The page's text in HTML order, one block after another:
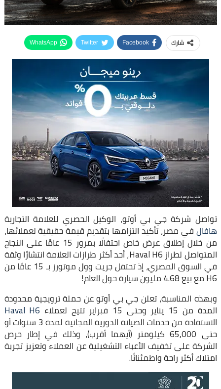
شارك Facebook
Twitter
WhatsApp
تواصل شركة جي بي أوتو، الوكيل الحصري للعلامة التجارية
هافالفي مصر، تأكيد التزامها بتقديم قيمة حقيقية لعملائها،
من خلال إطلاق عرض خاص احتفالًا بمرور 15 عامًا على النجاح
المتواصل لطراز Haval H6، أحد أكثر طرازات العلامة انتشارًا وثقة
في السوق المصري، إذ تحتفل جريت وول موتورز بـ 15 عامًا من
H6 مع بيع 4.68 مليون سيارة حول العام!
وبهذه المناسبة، تعلن جي بي أوتو عن حملة ترويجية محدودة
المدة من 15 يناير وحتى 15 فبراير تتيح لعملاء Haval H6
الاستفادة من خدمات الصيانة الدورية المجانية لمدة 3 سنوات أو
حتى 65,000 كيلومتر (أيهما أقرب)، وذلك في إطار حرص
الشركة على تخفيف الأعباء التشغيلية عن العملاء وتعزيز تجربة
امتلاك أكثر راحة واطمئنانًا.